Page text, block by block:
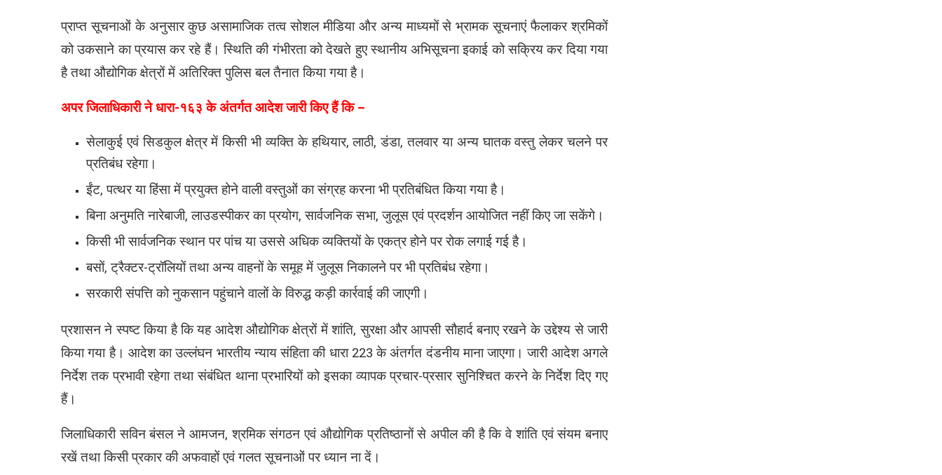
प्राप्त सूचनाओं के अनुसार कुछ असामाजिक तत्व सोशल मीडिया और अन्य माध्यमों से भ्रामक सूचनाएं फैलाकर श्रमिकों
को उकसाने का प्रयास कर रहे हैं। स्थिति की गंभीरता को देखते हुए स्थानीय अभिसूचना इकाई को सक्रिय कर दिया गया
है तथा औद्योगिक क्षेत्रों में अतिरिक्त पुलिस बल तैनात किया गया है।
अपर जिलाधिकारी ने धारा-१६३ के अंतर्गत आदेश जारी किए हैं कि –
सेलाकुई एवं सिडकुल क्षेत्र में किसी भी व्यक्ति के हथियार, लाठी, डंडा, तलवार या अन्य घातक वस्तु लेकर चलने पर
प्रतिबंध रहेगा।
ईंट, पत्थर या हिंसा में प्रयुक्त होने वाली वस्तुओं का संग्रह करना भी प्रतिबंधित किया गया है।
बिना अनुमति नारेबाजी, लाउडस्पीकर का प्रयोग, सार्वजनिक सभा, जुलूस एवं प्रदर्शन आयोजित नहीं किए जा सकेंगे।
किसी भी सार्वजनिक स्थान पर पांच या उससे अधिक व्यक्तियों के एकत्र होने पर रोक लगाई गई है।
बसों, ट्रैक्टर-ट्रॉलियों तथा अन्य वाहनों के समूह में जुलूस निकालने पर भी प्रतिबंध रहेगा।
सरकारी संपत्ति को नुकसान पहुंचाने वालों के विरुद्ध कड़ी कार्रवाई की जाएगी।
प्रशासन ने स्पष्ट किया है कि यह आदेश औद्योगिक क्षेत्रों में शांति, सुरक्षा और आपसी सौहार्द बनाए रखने के उद्देश्य से जारी
किया गया है। आदेश का उल्लंघन भारतीय न्याय संहिता की धारा 223 के अंतर्गत दंडनीय माना जाएगा। जारी आदेश अगले
निर्देश तक प्रभावी रहेगा तथा संबंधित थाना प्रभारियों को इसका व्यापक प्रचार-प्रसार सुनिश्चित करने के निर्देश दिए गए
हैं।
जिलाधिकारी सविन बंसल ने आमजन, श्रमिक संगठन एवं औद्योगिक प्रतिष्ठानों से अपील की है कि वे शांति एवं संयम बनाए
रखें तथा किसी प्रकार की अफवाहों एवं गलत सूचनाओं पर ध्यान ना दें।